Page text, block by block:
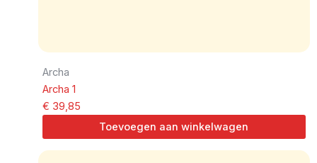
Archa
Archa 1
€ 39,85
Toevoegen aan winkelwagen